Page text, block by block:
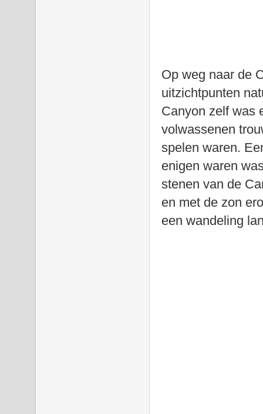
Op weg naar de
uitzichtpunten
Canyon zelf was
volwassenen
spelen waren.
enigen waren
stenen van de
en met de zon
een wandeling